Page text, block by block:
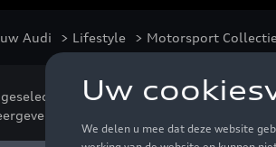
Audi > Lifestyle > Motorsport
(Alles